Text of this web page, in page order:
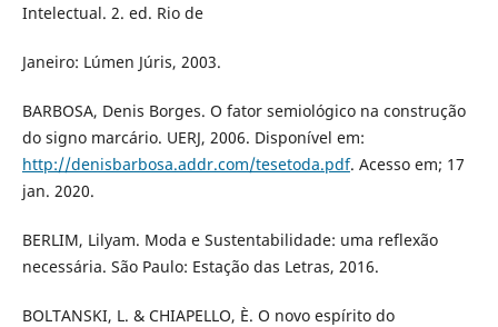
Intelectual. 2. ed. Rio de
Janeiro: Lúmen Júris, 2003.
BARBOSA, Denis Borges. O fator semiológico na construção
do signo marcário. UERJ, 2006. Disponível em:
http://denisbarbosa.addr.com/tesetoda.pdf. Acesso em; 17
jan. 2020.
BERLIM, Lilyam. Moda e Sustentabilidade: uma reflexão
necessária. São Paulo: Estação das Letras, 2016.
BOLTANSKI, L. & CHIAPELLO, È. O novo espírito do